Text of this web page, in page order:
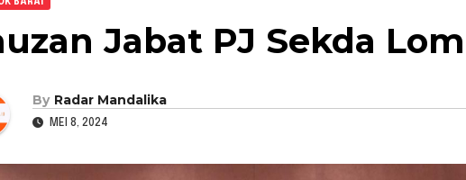
BARAT
Jabat PJ Sekda
By Radar Mandalika
MEI 8, 2024